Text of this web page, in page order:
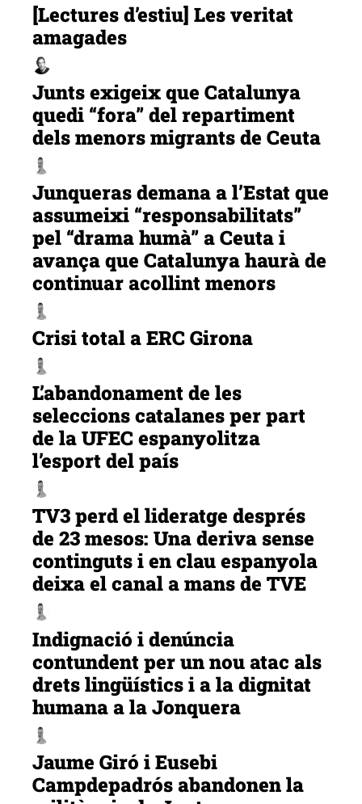
[Lectures d’estiu] Les veritat
amagades
Junts exigeix que Catalunya
quedi “fora” del repartiment
dels menors migrants de Ceuta
Junqueras demana a l’Estat que
assumeixi “responsabilitats”
pel “drama humà” a Ceuta i
avança que Catalunya haurà de
continuar acollint menors
Crisi total a ERC Girona
L’abandonament de les
seleccions catalanes per part
de la UFEC espanyolitza
l’esport del país
TV3 perd el lideratge després
de 23 mesos: Una deriva sense
continguts i en clau espanyola
deixa el canal a mans de TVE
Indignació i denúncia
contundent per un nou atac als
drets lingüístics i a la dignitat
humana a la Jonquera
Jaume Giró i Eusebi
Campdepadrós abandonen la